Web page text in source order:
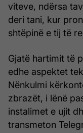
viteve, ndërsa
deri tani, kur
shtëpinë e tij të
Gjatë hartimit të
edhe aspektet
Nënkulmi
zbrazët, i lënë
instalimet e ujit
transmeton